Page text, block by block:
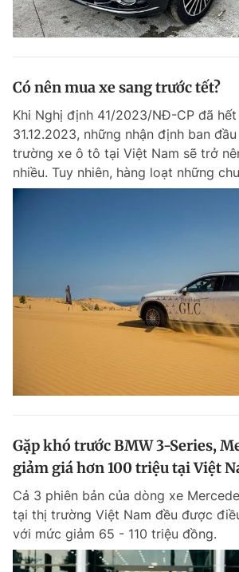
Sản phẩm khác
Tổng biên tập: Nguyễn Ngọc Toàn
Phó tổng biên tập thường trực: Hải Thành
Phó tổng biên tập: Trần Việt Hưng
Tổng thư ký tòa soạn: Đức Trung
Giấy phép xuất bản số 110/GP - BTTTT cấp
© 2003-2026 Bản quyền thuộc về Báo
dưới mọi hình thức nếu không có sự chấp
Có nên mua xe sang trước tết?
Khi Nghị định 41/2023/NĐ-CP đã
31.12.2023, những nhận định ban
trường xe ô tô tại Việt Nam sẽ trở
nhiều. Tuy nhiên, hàng loạt những
Gặp khó trước BMW 3-Series,
giảm giá hơn 100 triệu tại Việt
Cả 3 phiên bản của dòng xe
tại thị trường Việt Nam đều được
với mức giảm 65 - 110 triệu đồng.